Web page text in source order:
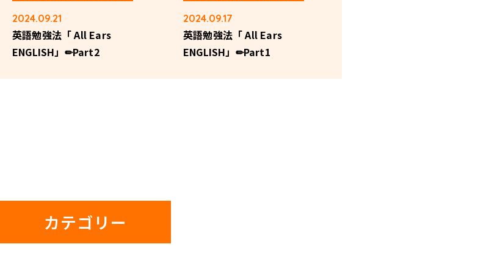
2024.09.21
英語勉強法「 All Ears
ENGLISH」✏Part2
2024.09.17
英語勉強法「 All Ears
ENGLISH」✏Part1
カテゴリー